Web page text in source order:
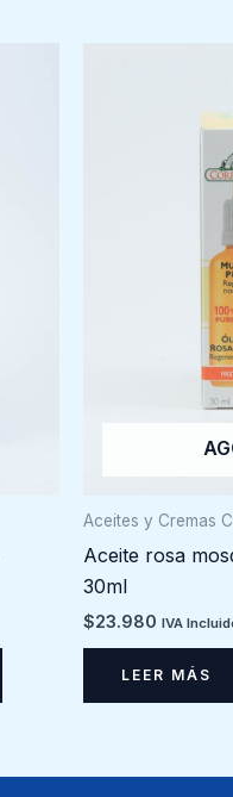
Aceites y Cremas
Aceite rosa
30ml
$23.980 IVA
LEER MÁS